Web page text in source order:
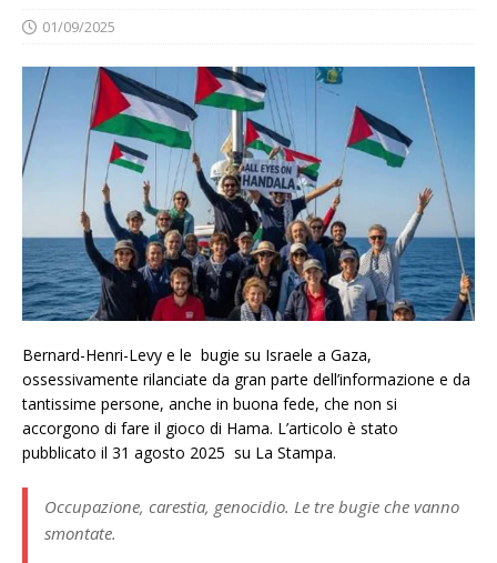
01/09/2025
Bernard-Henri-Levy e le bugie su Israele a Gaza,
ossessivamente rilanciate da gran parte dell’informazione e da
tantissime persone, anche in buona fede, che non si
accorgono di fare il gioco di Hama. L’articolo è stato
pubblicato il 31 agosto 2025 su La Stampa.
Occupazione, carestia, genocidio. Le tre bugie che vanno
smontate.